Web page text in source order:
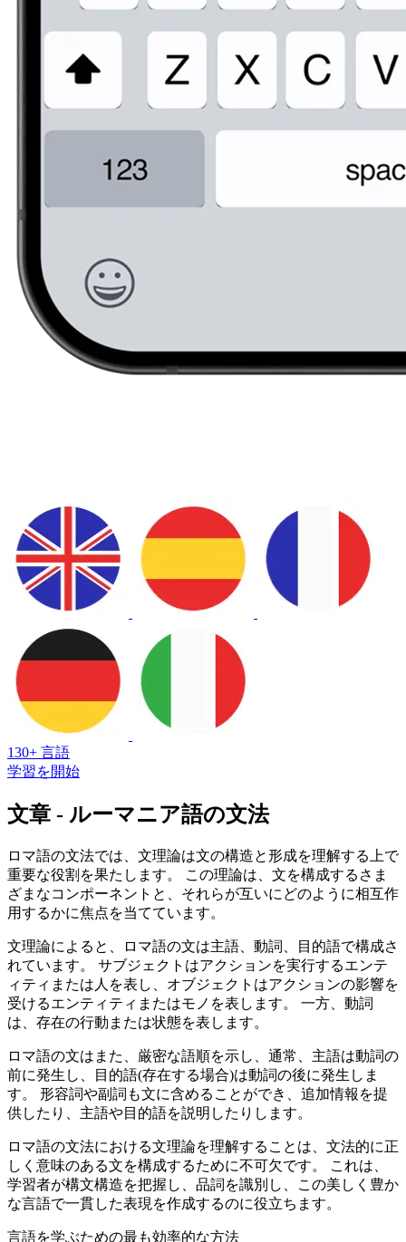
130+ 言語
学習を開始
文章 - ルーマニア語の文法
ロマ語の文法では、文理論は文の構造と形成を理解する上で
重要な役割を果たします。 この理論は、文を構成するさま
ざまなコンポーネントと、それらが互いにどのように相互作
用するかに焦点を当てています。
文理論によると、ロマ語の文は主語、動詞、目的語で構成さ
れています。 サブジェクトはアクションを実行するエンテ
ィティまたは人を表し、オブジェクトはアクションの影響を
受けるエンティティまたはモノを表します。 一方、動詞
は、存在の行動または状態を表します。
ロマ語の文はまた、厳密な語順を示し、通常、主語は動詞の
前に発生し、目的語(存在する場合)は動詞の後に発生しま
す。 形容詞や副詞も文に含めることができ、追加情報を提
供したり、主語や目的語を説明したりします。
ロマ語の文法における文理論を理解することは、文法的に正
しく意味のある文を構成するために不可欠です。 これは、
学習者が構文構造を把握し、品詞を識別し、この美しく豊か
な言語で一貫した表現を作成するのに役立ちます。
言語を学ぶための最も効率的な方法